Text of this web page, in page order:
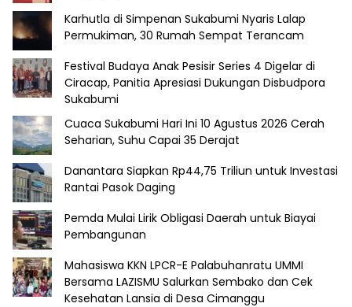
Karhutla di Simpenan Sukabumi Nyaris Lalap
Permukiman, 30 Rumah Sempat Terancam
Festival Budaya Anak Pesisir Series 4 Digelar di
Ciracap, Panitia Apresiasi Dukungan Disbudpora
Sukabumi
Cuaca Sukabumi Hari Ini 10 Agustus 2026 Cerah
Seharian, Suhu Capai 35 Derajat
Danantara Siapkan Rp44,75 Triliun untuk Investasi
Rantai Pasok Daging
Pemda Mulai Lirik Obligasi Daerah untuk Biayai
Pembangunan
Mahasiswa KKN LPCR-E Palabuhanratu UMMI
Bersama LAZISMU Salurkan Sembako dan Cek
Kesehatan Lansia di Desa Cimanggu